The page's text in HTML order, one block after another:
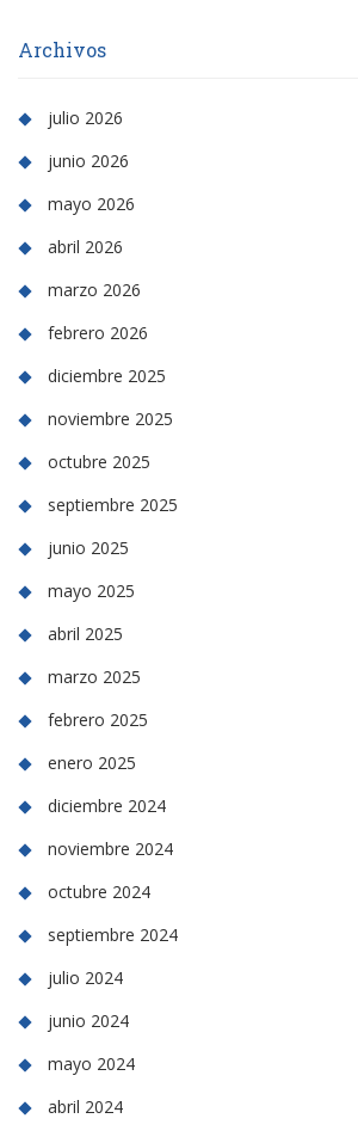
Archivos
julio 2026
junio 2026
mayo 2026
abril 2026
marzo 2026
febrero 2026
diciembre 2025
noviembre 2025
octubre 2025
septiembre 2025
junio 2025
mayo 2025
abril 2025
marzo 2025
febrero 2025
enero 2025
diciembre 2024
noviembre 2024
octubre 2024
septiembre 2024
julio 2024
junio 2024
mayo 2024
abril 2024